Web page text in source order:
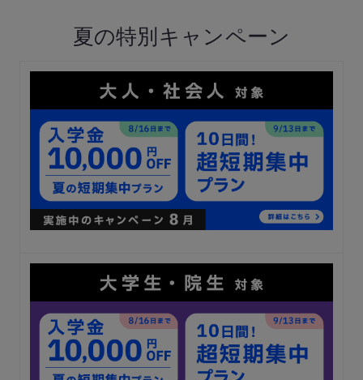
夏の特別キャンペーン